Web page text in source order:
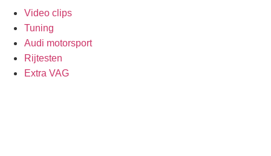
Video clips
Tuning
Audi motorsport
Rijtesten
Extra VAG